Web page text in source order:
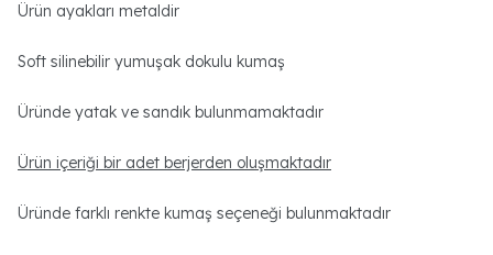
Ürün ayakları metaldir
Soft silinebilir yumuşak dokulu kumaş
Üründe yatak ve sandık bulunmamaktadır
Ürün içeriği bir adet berjerden oluşmaktadır
Üründe farklı renkte kumaş seçeneği bulunmaktadır